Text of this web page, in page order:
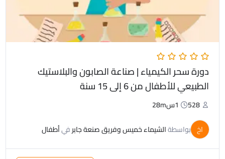
دورة سحر الكيمياء | صناعة الصابون والبلاستيك
الطبيعي للأطفال من 6 إلى 15 سنة
528
1س28m
اخ بواسطةالشيماء خميس وفريق صنعة جابرفيأطفال